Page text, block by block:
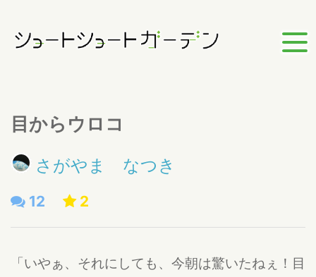
目からウロコ
さがやま なつき
12 2
「いやぁ、それにしても、今朝は驚いたねぇ！目